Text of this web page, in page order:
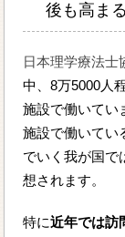
後も高まる
日本理学療法士
中、8万5000人
施設で働いてい
施設で働いてい
でいく我が国で
想されます。
特に近年では訪